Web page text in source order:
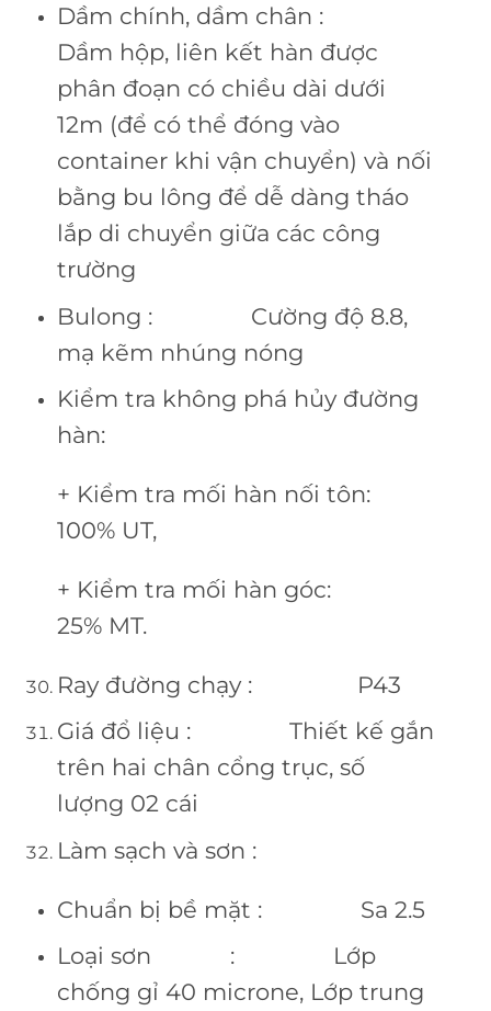
Dầm chính, dầm chân :
Dầm hộp, liên kết hàn được
phân đoạn có chiều dài dưới
12m (để có thể đóng vào
container khi vận chuyển) và nối
bằng bu lông để dễ dàng tháo
lắp di chuyển giữa các công
trường
Bulong : Cường độ 8.8,
mạ kẽm nhúng nóng
Kiểm tra không phá hủy đường
hàn:
+ Kiểm tra mối hàn nối tôn:
100% UT,
+ Kiểm tra mối hàn góc:
25% MT.
Ray đường chạy : P43
Giá đổ liệu : Thiết kế gắn
trên hai chân cổng trục, số
lượng 02 cái
Làm sạch và sơn :
Chuẩn bị bề mặt : Sa 2.5
Loại sơn : Lớp
chống gỉ 40 microne, Lớp trung